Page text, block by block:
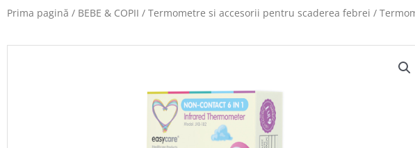
Prima pagină / BEBE & COPII / Termometre si accesorii pentru scaderea febrei /